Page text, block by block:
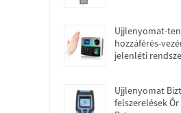
Ujjlenyomat-
hozzáférés-
jelenléti
Ujjlenyomat
felszerelések